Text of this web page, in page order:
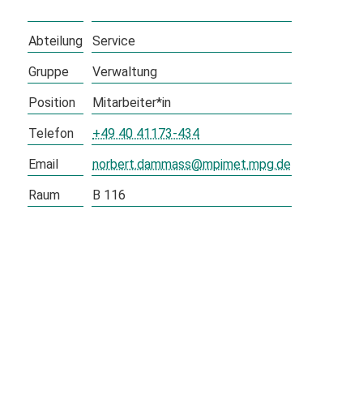
Abteilung
Service
Gruppe
Verwaltung
Position
Mitarbeiter*in
Telefon
+49 40 41173-434
Email
norbert.dammass@mpimet.mpg.de
Raum
B 116